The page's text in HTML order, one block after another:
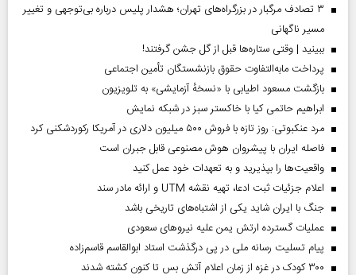
۳ تصادف مرگبار در بزرگراه‌های تهران؛ هشدار پلیس درباره بی‌توجهی و تغییر
مسیر ناگهانی
ببینید | وقتی ستاره‌ها قبل از گل جشن گرفتند!
پرداخت مابه‌التفاوت حقوق بازنشستگان تأمین اجتماعی
بازگشت مسعود اطیابی با «نسخهٔ آزمایشی» به تلویزیون
ابراهیم حاتمی کیا با خاکستر سبز در شبکه نمایش
مرد عنکبوتی: روز تازه با فروش ۵۰۰ میلیون دلاری در آمریکا رکوردشکنی کرد
فاصله ایران با پیشرو‌ان هوش مصنوعی قابل جبران است
واقعیت‌ها را بپذیرید و به تعهدات خود عمل کنید
اعلام جزئیات ثبت ادعا، تهیه نقشه UTM و ارائه مادر سند
جنگ با ایران شاید یکی از اشتباه‌های تاریخی باشد
عملیات گسترده ارتش یمن علیه نیروهای سعودی
پیام تسلیت رسانه ملی در پی درگذشت استاد ابوالقاسم قاسم‌زاده
۳۰۰ کودک در غزه از زمان اعلام آتش بس تا کنون کشته شدند